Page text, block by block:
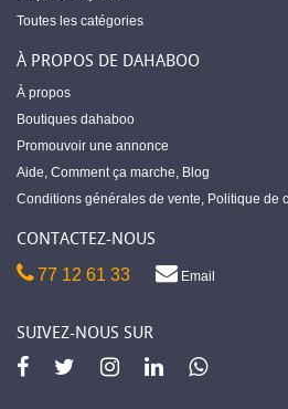
Toutes les catégories
À PROPOS DE DAHABOO
À propos
Boutiques dahaboo
Promouvoir une annonce
Aide, Comment ça marche, Blog
Conditions générales de vente, Politique de
CONTACTEZ-NOUS
77 12 61 33 Email
SUIVEZ-NOUS SUR